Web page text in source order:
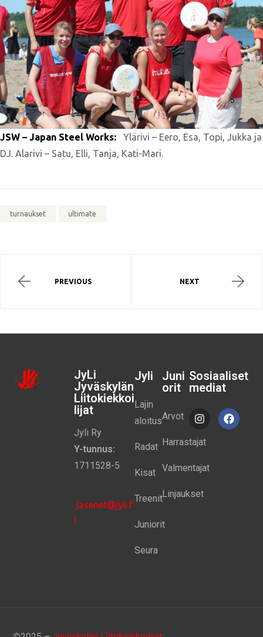
JSW – Japan Steel Works: Ylärivi – Eero, Esa, Topi, Jukka ja
DJ. Alarivi – Satu, Elli, Tanja, Kati-Mari.
turnaukset ultimate
PREVIOUS NEXT
JyLi
Jyväskylän
Liitokiekkoi
lijat
Jyli Ry
Y-tunnus:
1711528-5
jasenet@jyli.f
i
Jyli
Lajin
aloitus
Radat
Kisat
Treenit
Juniorit
Seura
Juni
orit
Arvot
Harrastajat
Valmentajat
Linjaukset
Sosiaaliset
mediat